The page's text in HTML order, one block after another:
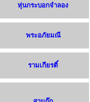
หุ่นกระบอกจำลอง
พระอภัยมณี
รามเกียรติ์